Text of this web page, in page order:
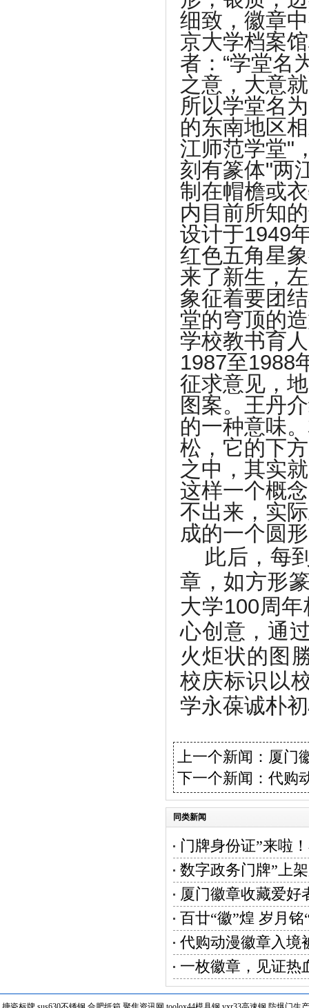
细致，徽章
京大学档案
者：“学堂名
之意，大意
所以学堂名
的东南地区
江师范学堂"
刻有篆体"两
制在帽檐或
内目前所知
设计于1949
红色五角星
来了新生，
象征着要团
堂的穹顶的
学校教书育
1987至1988
征求意见，
图案。 王丹
的一种意味
松，它的下
之中，其实
这样一个概
不出来，实
成的一个圆
此后，每
章，如方形
大学100周
心创意，通
火炬状的图
校庆标识以
学永葆诚朴
上一个新闻： 厦门
下一个新闻： 代购
同类新闻
门牌身份证”来啦
数字政务门牌”上
厦门徽章收藏爱好
百廿“徽”煌 岁月铭
代购动漫徽章入境
一枚徽章，见证热